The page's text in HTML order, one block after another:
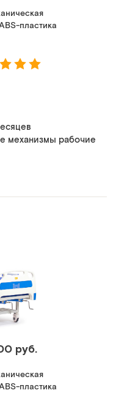
пластика
механизмы рабочие
руб.
пластика